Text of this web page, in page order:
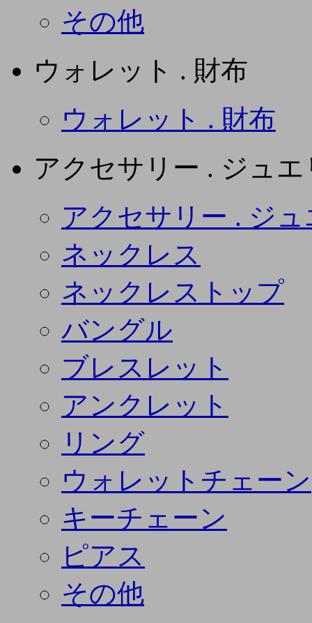
その他
ウォレット . 財布
ウォレット . 財布
アクセサリー . ジュエ
アクセサリー . ジ
ネックレス
ネックレストップ
バングル
ブレスレット
アンクレット
リング
ウォレットチェーン
キーチェーン
ピアス
その他